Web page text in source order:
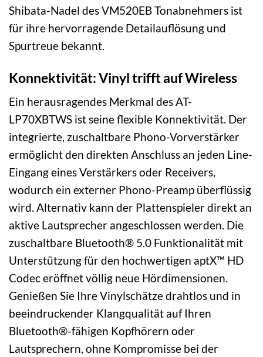
Shibata-Nadel des VM520EB Tonabnehmers ist
für ihre hervorragende Detailauflösung und
Spurtreue bekannt.
Konnektivität: Vinyl trifft auf Wireless
Ein herausragendes Merkmal des AT-
LP70XBTWS ist seine flexible Konnektivität. Der
integrierte, zuschaltbare Phono-Vorverstärker
ermöglicht den direkten Anschluss an jeden Line-
Eingang eines Verstärkers oder Receivers,
wodurch ein externer Phono-Preamp überflüssig
wird. Alternativ kann der Plattenspieler direkt an
aktive Lautsprecher angeschlossen werden. Die
zuschaltbare Bluetooth® 5.0 Funktionalität mit
Unterstützung für den hochwertigen aptX™ HD
Codec eröffnet völlig neue Hördimensionen.
Genießen Sie Ihre Vinylschätze drahtlos und in
beeindruckender Klangqualität auf Ihren
Bluetooth®-fähigen Kopfhörern oder
Lautsprechern, ohne Kompromisse bei der